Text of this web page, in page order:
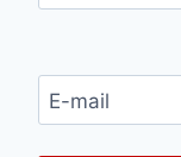
E-mail